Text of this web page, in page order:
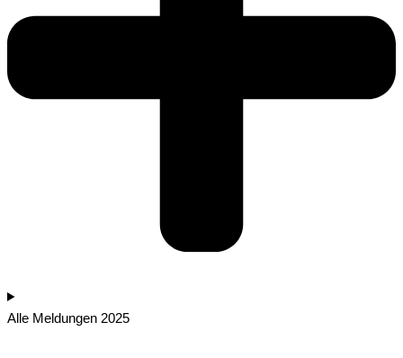
Alle Meldungen 2025